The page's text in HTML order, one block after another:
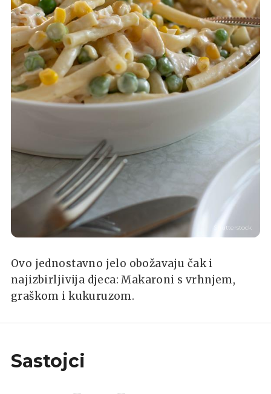
Shutterstock
Ovo jednostavno jelo obožavaju čak i
najizbirljivija djeca: Makaroni s vrhnjem,
graškom i kukuruzom.
Sastojci